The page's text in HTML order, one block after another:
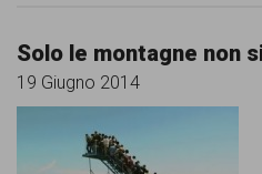
Solo le montagne non
19 Giugno 2014